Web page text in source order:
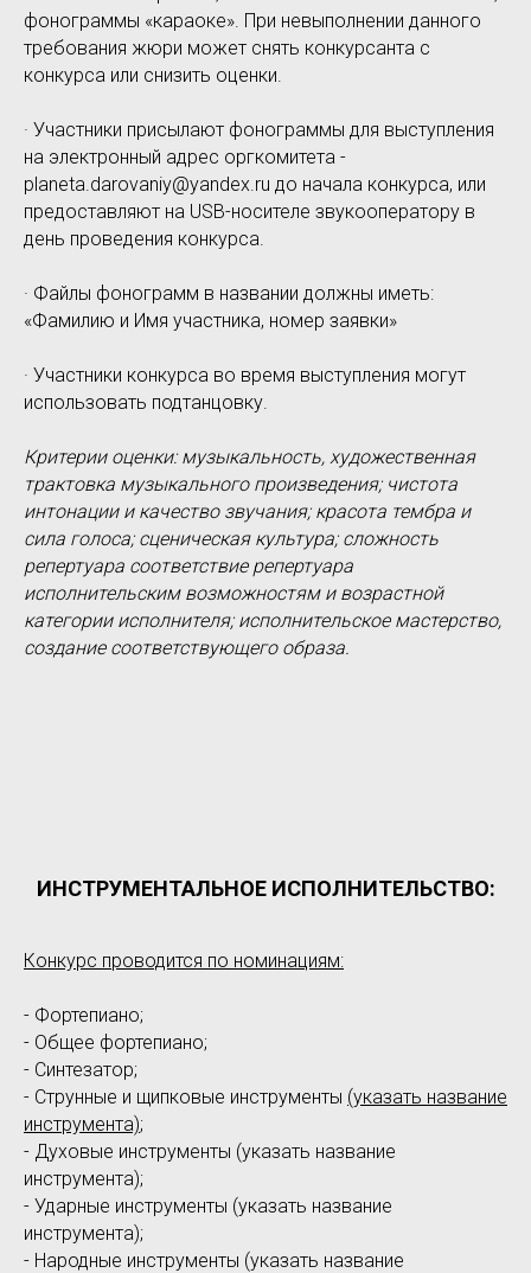
фонограммы «караоке». При невыполнении данного
требования жюри может снять конкурсанта с
конкурса или снизить оценки.
· Участники присылают фонограммы для выступления
на электронный адрес оргкомитета -
planeta.darovaniy@yandex.ru до начала конкурса, или
предоставляют на USB-носителе звукооператору в
день проведения конкурса.
· Файлы фонограмм в названии должны иметь:
«Фамилию и Имя участника, номер заявки»
· Участники конкурса во время выступления могут
использовать подтанцовку.
Критерии оценки: музыкальность, художественная
трактовка музыкального произведения; чистота
интонации и качество звучания; красота тембра и
сила голоса; сценическая культура; сложность
репертуара соответствие репертуара
исполнительским возможностям и возрастной
категории исполнителя; исполнительское мастерство,
создание соответствующего образа.
ИНСТРУМЕНТАЛЬНОЕ ИСПОЛНИТЕЛЬСТВО:
Конкурс проводится по номинациям:
- Фортепиано;
- Общее фортепиано;
- Синтезатор;
- Струнные и щипковые инструменты (указать название
инструмента);
- Духовые инструменты (указать название
инструмента);
- Ударные инструменты (указать название
инструмента);
- Народные инструменты (указать название